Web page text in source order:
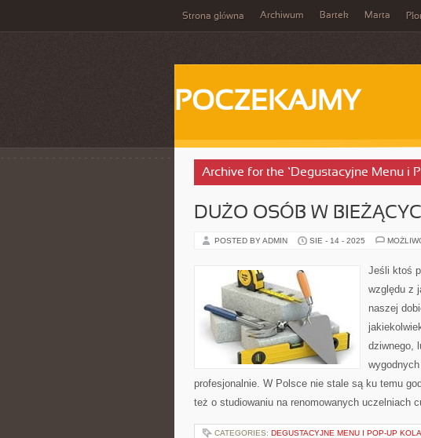
Strona główna Archiwum Bartek Marta
POCZEKAJMY
Archive for the ‘Degustacyjne Menu i
DUŻO OSÓB W
POSTED BY ADMIN SIE - 14 - 2025
Jeśli ktoś
względu z
naszej
dziwnego,
profesjonalnie. W Polsce nie stale są ku temu
też o studiowaniu na renomowanych
CATEGORIES: DEGUSTACYJNE MENU I POP-UP